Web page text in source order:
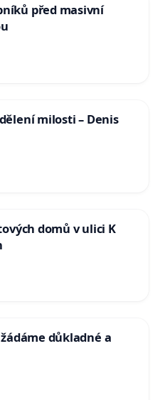
před masivní
milosti – Denis
domů v ulici K
důkladné a